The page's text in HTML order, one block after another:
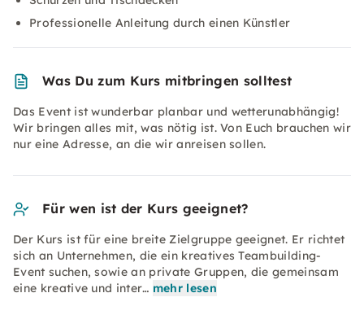
Professionelle Anleitung durch einen Künstler
Was Du zum Kurs mitbringen solltest
Das Event ist wunderbar planbar und wetterunabhängig!
Wir bringen alles mit, was nötig ist. Von Euch brauchen wir
nur eine Adresse, an die wir anreisen sollen.
Für wen ist der Kurs geeignet?
Der Kurs ist für eine breite Zielgruppe geeignet. Er richtet
sich an Unternehmen, die ein kreatives Teambuilding-
Event suchen, sowie an private Gruppen, die gemeinsam
eine kreative und inter… mehr lesen